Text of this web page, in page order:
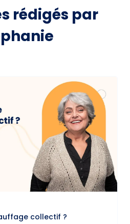
rédigés par
collectif ?